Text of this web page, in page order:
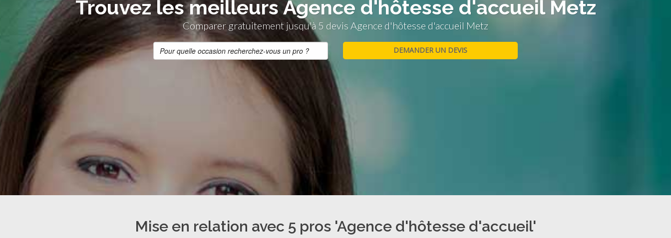
Trouvez les meilleurs Agence d'hôtesse d'accueil Metz
Comparer gratuitement jusqu'à 5 devis Agence d'hôtesse d'accueil Metz
Mise en relation avec 5 pros 'Agence d'hôtesse d'accueil'